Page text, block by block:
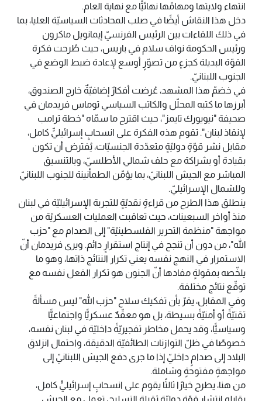
انتهاء ولايتها ومهامّها نهائيًّا مع نهاية العام.
دخل هذا النقاش أيضًا في صلب المحادثات السياسيّة العليا، بما
في ذلك اللقاءات بين الرئيس الفرنسيّ إيمانويل ماكرون
ورئيس الحكومة نواف سلام في باريس، حيث طُرحت فكرة
القوّة البديلة كجزءٍ من تصوّرٍ أوسع لإعادة ضبط الوضع في
الجنوب اللبنانيّ.
في خضمّ هذا المشهد، عُرضت أفكارٌ إضافيّةٌ خارج الصندوق،
أبرزها ما كتبه المحلّل والكاتب السياسي توماس فريدمان في
صحيفة "نيويورك تايمز"، حيث اقترح ما سمّاه "خطة ترامب
لإنقاذ لبنان". تقوم هذه الفكرة على انسحابٍ إسرائيليٍّ كامل،
مقابل نشر قوّةٍ دوليّةٍ متعدّدة الجنسيّات، يُفترض أن تكون
بقيادة أو بشراكة مع حلف شمالي الأطلسيّ، وبالتنسيق
المباشر مع الجيش اللبنانيّ، بما يؤمّن الطمأنينة للجنوب اللبنانيّ
وللشمال الإسرائيليّ.
ينطلق هذا الطرح من قراءةٍ نقديّةٍ للتجربة الإسرائيليّة في لبنان
منذ أواخر السبعينات، حيث تعاقبت العمليات العسكريّة من
مواجهة "منظمة التحرير الفلسطينيّة" إلى الصدام مع "حزب
الله"، من دون أن تنجح في إنتاج استقرارٍ دائم. ويرى فريدمان أنّ
الاستمرار في النهج نفسه يعني تكرار النتائج ذاتها، وهو ما
يلخّصه بمقولةٍ مفادها أنّ الجنون هو تكرار الفعل نفسه مع
توقّع نتائج مختلفة.
وفي المقابل، يقرّ بأن تفكيك سلاح "حزب الله" ليس مسألةً
تقنيّةً أو أمنيّةً بسيطة، بل هو معقّدٌ عسكريًّا واجتماعيًّا
وسياسيًّا، وقد يحمل مخاطر تفجيريّةً داخليّة في لبنان نفسه،
خصوصًا في ظلّ التوازنات الطائفيّة الدقيقة، واحتمال انزلاق
البلاد إلى صدامٍ داخليّ إذا ما جرى دفع الجيش اللبنانيّ إلى
مواجهةٍ مفتوحةٍ وشاملة.
من هنا، يطرح خيارًا ثالثًا يقوم على انسحابٍ إسرائيليٍّ كامل،
يقابله انتشار قوّةٍ دوليّةٍ ثقيلة التسليح، تعمل مع الجيش